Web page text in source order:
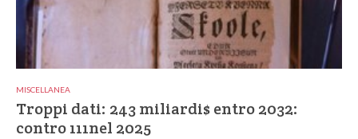
MISCELLANEA
Troppi dati: 243 miliardi$ entro 2032:
contro 111nel 2025